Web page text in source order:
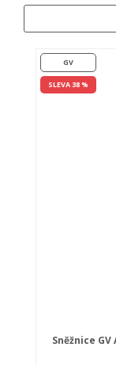
GV
SLEVA 38 %
Sněžnice